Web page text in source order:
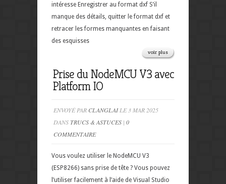
intéresse Enregistrer au format dxf S’il
manque des détails, quitter le format dxf et
retracer les formes manquantes en faisant
des esquisses
voir plus
Prise du NodeMCU V3 avec
Platform IO
ENVOYÉ PAR CLANGLAILE 3 MAR 2025
DANSTRUCS & ASTUCES | 0
COMMENTAIRE
Vous voulez utiliser le NodeMCU V3
(ESP8266) sans prise de tête ? Vous pouvez
l’utiliser facilement à l’aide de Visual Studio